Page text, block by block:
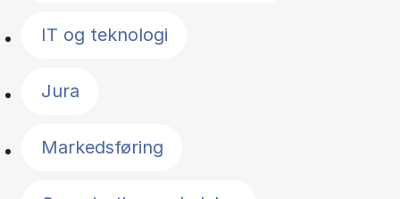
IT og teknologi
Jura
Markedsføring